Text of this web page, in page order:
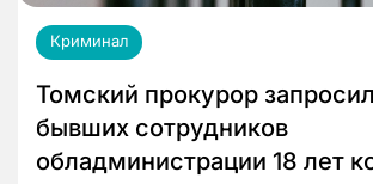
Криминал
Томский прокурор
бывших сотрудников
обладминистрации 18 лет